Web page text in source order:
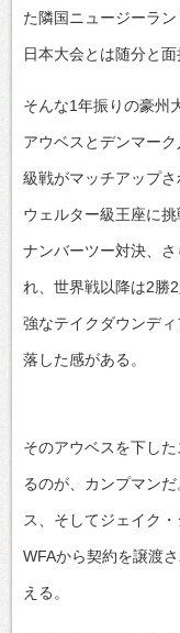
た隣国ニュージーラ
日本大会とは随分と
そんな1年振りの豪州
アウベスとデンマー
級戦がマッチアップ
ウェルター級王座に
ナンバーツー対決、
れ、世界戦以降は2勝
強なテイクダウンデ
落した感がある。
そのアウベスを下し
るのが、カンプマン
ス、そしてジェイク
WFAから契約を譲渡
える。